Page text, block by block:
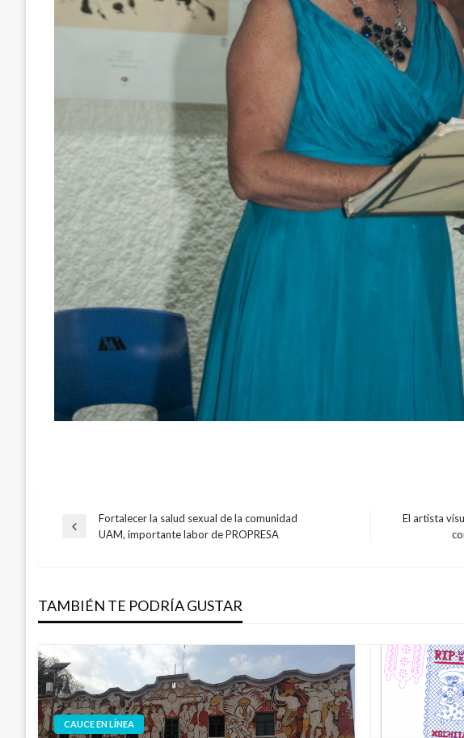
Navegación
entradas
Entrada
Fortalecer la salud sexual de la comunidad
UAM, importante labor de PROPRESA
El artista
TAMBIÉN TE PODRÍA GUSTAR
CAUCE EN LÍNEA